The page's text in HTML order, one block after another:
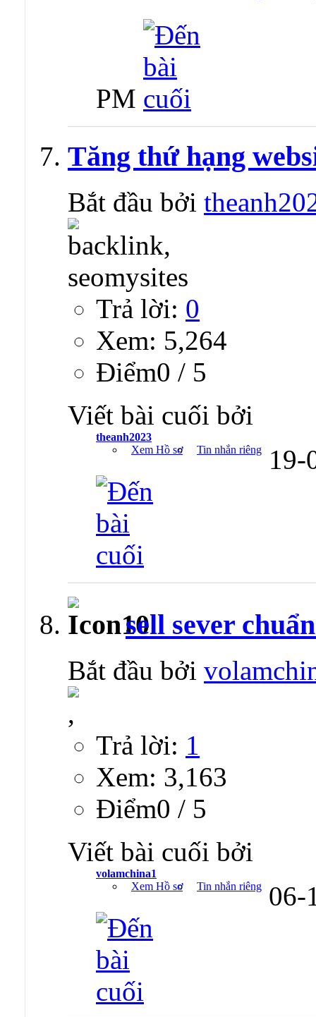
PM
Tăng thứ hạng
Bắt đầu bởi
Trả lời: 0
Xem: 5,264
Ðiểm0 / 5
Viết bài cuối bởi
theanh2023
Xem Hồ sơ
Tin nhắn riêng
sell sever
Bắt đầu bởi
Trả lời: 1
Xem: 3,163
Ðiểm0 / 5
Viết bài cuối bởi
volamchina1
Xem Hồ sơ
Tin nhắn riêng 06-